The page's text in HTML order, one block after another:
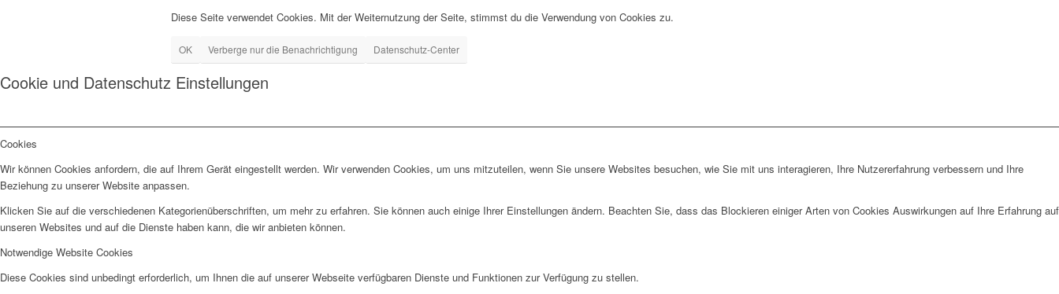
Diese Seite verwendet Cookies. Mit der Weiternutzung der Seite, stimmst du die Verwendung von Cookies zu.
OK Verberge nur die Benachrichtigung Datenschutz-Center
Cookie und Datenschutz Einstellungen
Cookies
Wir können Cookies anfordern, die auf Ihrem Gerät eingestellt werden. Wir verwenden Cookies, um uns mitzuteilen, wenn Sie unsere Websites besuchen, wie Sie mit uns interagieren, Ihre Nutzererfahrung verbessern und Ihre
Beziehung zu unserer Website anpassen.
Klicken Sie auf die verschiedenen Kategorienüberschriften, um mehr zu erfahren. Sie können auch einige Ihrer Einstellungen ändern. Beachten Sie, dass das Blockieren einiger Arten von Cookies Auswirkungen auf Ihre Erfahrung auf
unseren Websites und auf die Dienste haben kann, die wir anbieten können.
Notwendige Website Cookies
Diese Cookies sind unbedingt erforderlich, um Ihnen die auf unserer Webseite verfügbaren Dienste und Funktionen zur Verfügung zu stellen.